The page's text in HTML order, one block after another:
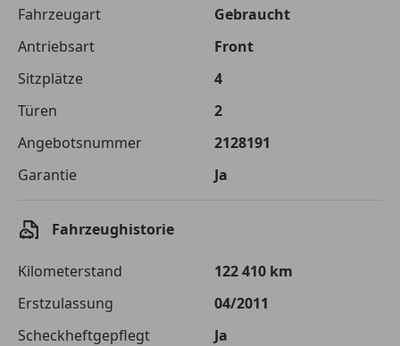
Zu zahlender
Gesamtbetrag
€ 11 916,-
Einberechnete Gebühren
€ 0,-
Effektivzinsatz
10,52 %
Sollzinssatz
9,99 %
Monatliche Rate
€ 99,30
typischerweise Kredite vergeben. Der Sollzinssatz ist
Gültig für Neukunden bei Online-Abschluss. Erfüllung banküblicher
Jetzt berechnen
Fahrzeugart
Gebraucht
Antriebsart
Front
Sitzplätze
4
Türen
2
Angebotsnummer
2128191
Garantie
Ja
Fahrzeughistorie
Kilometerstand
122 410 km
Erstzulassung
04/2011
Scheckheftgepflegt
Ja